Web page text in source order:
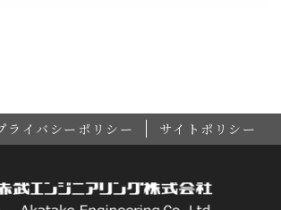
ライバシーポリシー サイトポリシー